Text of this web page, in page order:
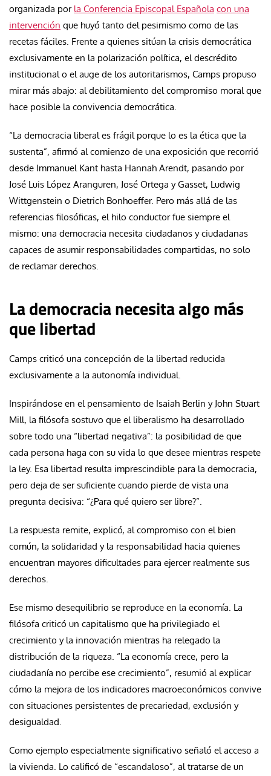
organizada por la Conferencia Episcopal Española con una
intervención que huyó tanto del pesimismo como de las
recetas fáciles. Frente a quienes sitúan la crisis democrática
exclusivamente en la polarización política, el descrédito
institucional o el auge de los autoritarismos, Camps propuso
mirar más abajo: al debilitamiento del compromiso moral que
hace posible la convivencia democrática.
“La democracia liberal es frágil porque lo es la ética que la
sustenta”, afirmó al comienzo de una exposición que recorrió
desde Immanuel Kant hasta Hannah Arendt, pasando por
José Luis López Aranguren, José Ortega y Gasset, Ludwig
Wittgenstein o Dietrich Bonhoeffer. Pero más allá de las
referencias filosóficas, el hilo conductor fue siempre el
mismo: una democracia necesita ciudadanos y ciudadanas
capaces de asumir responsabilidades compartidas, no solo
de reclamar derechos.
La democracia necesita algo más
que libertad
Camps criticó una concepción de la libertad reducida
exclusivamente a la autonomía individual.
Inspirándose en el pensamiento de Isaiah Berlin y John Stuart
Mill, la filósofa sostuvo que el liberalismo ha desarrollado
sobre todo una “libertad negativa”: la posibilidad de que
cada persona haga con su vida lo que desee mientras respete
la ley. Esa libertad resulta imprescindible para la democracia,
pero deja de ser suficiente cuando pierde de vista una
pregunta decisiva: “¿Para qué quiero ser libre?”.
La respuesta remite, explicó, al compromiso con el bien
común, la solidaridad y la responsabilidad hacia quienes
encuentran mayores dificultades para ejercer realmente sus
derechos.
Ese mismo desequilibrio se reproduce en la economía. La
filósofa criticó un capitalismo que ha privilegiado el
crecimiento y la innovación mientras ha relegado la
distribución de la riqueza. “La economía crece, pero la
ciudadanía no percibe ese crecimiento”, resumió al explicar
cómo la mejora de los indicadores macroeconómicos convive
con situaciones persistentes de precariedad, exclusión y
desigualdad.
Como ejemplo especialmente significativo señaló el acceso a
la vivienda. Lo calificó de “escandaloso”, al tratarse de un